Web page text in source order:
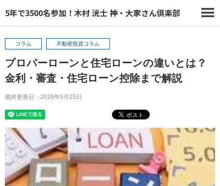
5年で3500名参加！木村 洸士 神・大家さん倶楽部
コラム 不動産投資コラム
プロパーローンと住宅ローンの違いとは？
金利・審査・住宅ローン控除まで解説
最終更新日：2026年5月15日